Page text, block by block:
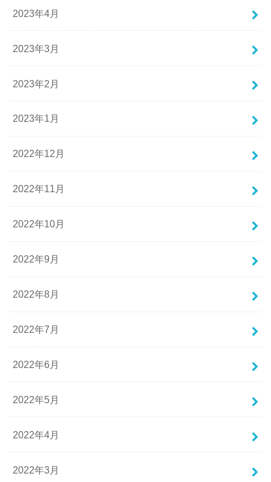
2023年4月
2023年3月
2023年2月
2023年1月
2022年12月
2022年11月
2022年10月
2022年9月
2022年8月
2022年7月
2022年6月
2022年5月
2022年4月
2022年3月